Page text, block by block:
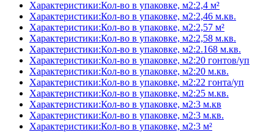
Характеристики:Кол-во в упаковке, м2:2,4 м²
Характеристики:Кол-во в упаковке, м2:2,46 м.кв.
Характеристики:Кол-во в упаковке, м2:2,57 м²
Характеристики:Кол-во в упаковке, м2:2,58 м.кв.
Характеристики:Кол-во в упаковке, м2:2.168 м.кв.
Характеристики:Кол-во в упаковке, м2:20 гонтов/уп
Характеристики:Кол-во в упаковке, м2:20 м.кв.
Характеристики:Кол-во в упаковке, м2:22 гонта/уп
Характеристики:Кол-во в упаковке, м2:25 м.кв.
Характеристики:Кол-во в упаковке, м2:3 м.кв
Характеристики:Кол-во в упаковке, м2:3 м.кв.
Характеристики:Кол-во в упаковке, м2:3 м²